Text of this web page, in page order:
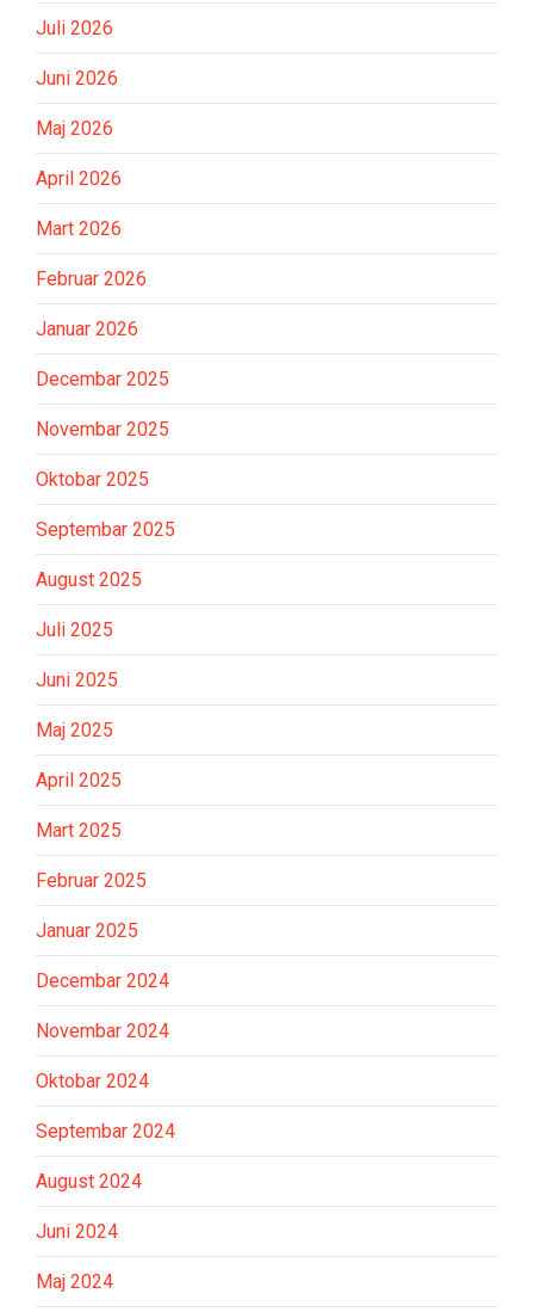
Juli 2026
Juni 2026
Maj 2026
April 2026
Mart 2026
Februar 2026
Januar 2026
Decembar 2025
Novembar 2025
Oktobar 2025
Septembar 2025
August 2025
Juli 2025
Juni 2025
Maj 2025
April 2025
Mart 2025
Februar 2025
Januar 2025
Decembar 2024
Novembar 2024
Oktobar 2024
Septembar 2024
August 2024
Juni 2024
Maj 2024